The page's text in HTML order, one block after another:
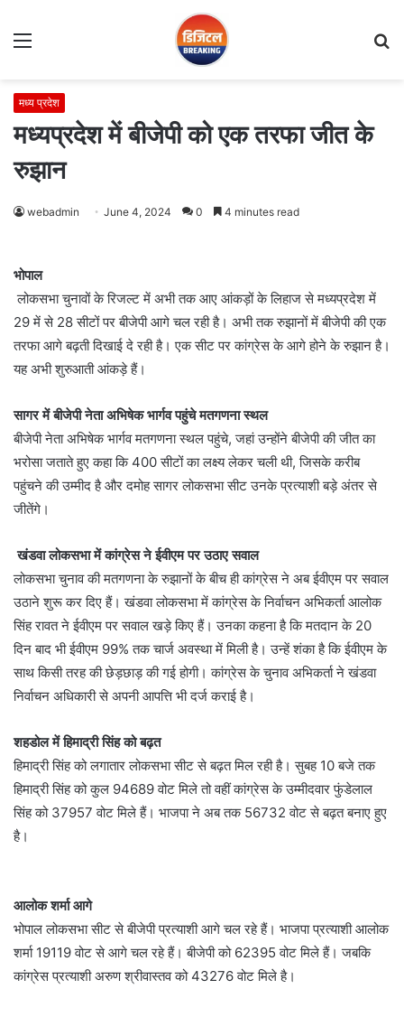
Menu
मध्य प्रदेश
मध्यप्रदेश में बीजेपी को एक तरफा जीत के
रुझान
webadmin June 4, 2024 0 4 minutes read
भोपाल
लोकसभा चुनावों के रिजल्ट में अभी तक आए आंकड़ों के लिहाज से मध्यप्रदेश में
29 में से 28 सीटों पर बीजेपी आगे चल रही है। अभी तक रुझानों में बीजेपी की एक
तरफा आगे बढ़ती दिखाई दे रही है। एक सीट पर कांग्रेस के आगे होने के रुझान है।
यह अभी शुरुआती आंकड़े हैं।
सागर में बीजेपी नेता अभिषेक भार्गव पहुंचे मतगणना स्थल
बीजेपी नेता अभिषेक भार्गव मतगणना स्थल पहुंचे, जहां उन्होंने बीजेपी की जीत का
भरोसा जताते हुए कहा कि 400 सीटों का लक्ष्य लेकर चली थी, जिसके करीब
पहुंचने की उम्मीद है और दमोह सागर लोकसभा सीट उनके प्रत्याशी बड़े अंतर से
जीतेंगे।
खंडवा लोकसभा में कांग्रेस ने ईवीएम पर उठाए सवाल
लोकसभा चुनाव की मतगणना के रुझानों के बीच ही कांग्रेस ने अब ईवीएम पर सवाल
उठाने शुरू कर दिए हैं। खंडवा लोकसभा में कांग्रेस के निर्वाचन अभिकर्ता आलोक
सिंह रावत ने ईवीएम पर सवाल खड़े किए हैं। उनका कहना है कि मतदान के 20
दिन बाद भी ईवीएम 99% तक चार्ज अवस्था में मिली है। उन्हें शंका है कि ईवीएम के
साथ किसी तरह की छेड़छाड़ की गई होगी। कांग्रेस के चुनाव अभिकर्ता ने खंडवा
निर्वाचन अधिकारी से अपनी आपत्ति भी दर्ज कराई है।
शहडोल में हिमाद्री सिंह को बढ़त
हिमाद्री सिंह को लगातार लोकसभा सीट से बढ़त मिल रही है। सुबह 10 बजे तक
हिमाद्री सिंह को कुल 94689 वोट मिले तो वहीं कांग्रेस के उम्मीदवार फुंडेलाल
सिंह को 37957 वोट मिले हैं। भाजपा ने अब तक 56732 वोट से बढ़त बनाए हुए
है।
आलोक शर्मा आगे
भोपाल लोकसभा सीट से बीजेपी प्रत्याशी आगे चल रहे हैं। भाजपा प्रत्याशी आलोक
शर्मा 19119 वोट से आगे चल रहे हैं। बीजेपी को 62395 वोट मिले हैं। जबकि
कांग्रेस प्रत्याशी अरुण श्रीवास्तव को 43276 वोट मिले है।